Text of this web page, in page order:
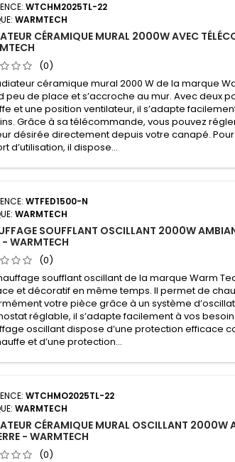
WTCHM2025TL-22
WARMTECH
CÉRAMIQUE MURAL 2000W AVEC
(0)
céramique mural 2000 W de la marque
peu de place et s’accroche au mur. Avec deux
et une position ventilateur, il s’adapte
Grâce à sa télécommande, vous pouvez
désirée directement depuis votre canapé.
d’utilisation, il dispose...
WTFED1500-N
WARMTECH
SOUFFLANT OSCILLANT 2000W
- WARMTECH
(0)
soufflant oscillant de la marque Warm
et décoratif en même temps. Il permet de
votre pièce grâce à un système
réglable, il s’adapte facilement à vos
oscillant dispose d’une protection efficace
et d’une protection...
WTCHMO2025TL-22
WARMTECH
CÉRAMIQUE MURAL OSCILLANT 2000W
- WARMTECH
(0)